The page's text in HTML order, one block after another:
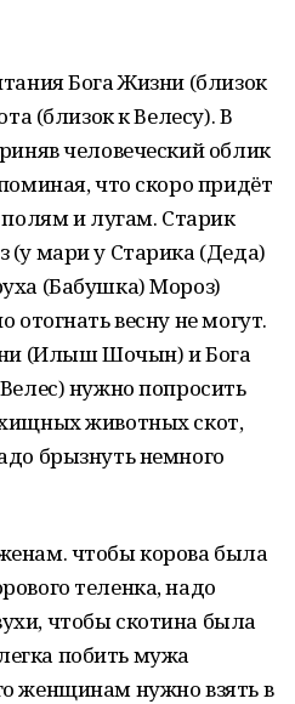
Бога Жизни (близок
(близок к Велесу). В
человеческий облик
что скоро придёт
и лугам. Старик
(у мари у Старика (Деда)
(Бабушка) Мороз)
отогнать весну не могут.
(Илыш Шочын) и Бога
нужно попросить
животных скот,
брызнуть немного
чтобы корова была
теленка, надо
чтобы скотина была
побить мужа
женщинам нужно взять в